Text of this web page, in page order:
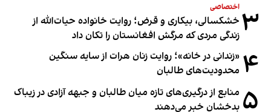
۳ اختصاصی
خشکسالی، بیکاری و قرض؛ روایت خانواده حیات‌الله از
زندگی مردی که مرگش افغانستان را تکان داد
۴ «زندانی در خانه»؛ روایت زنان هرات از سایه سنگین
محدودیت‌های طالبان
۵ منابع از درگیری‌های تازه میان طالبان و جبهه آزادی در زیباک
بدخشان خبر می‌دهند